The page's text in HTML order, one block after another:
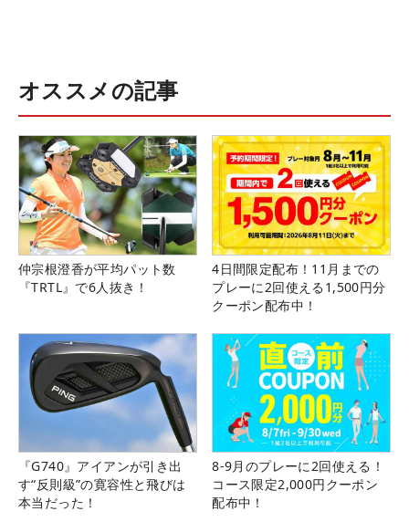
オススメの記事
仲宗根澄香が平均パット数
『TRTL』で6人抜き！
4日間限定配布！11月までの
プレーに2回使える1,500円分
クーポン配布中！
『G740』アイアンが引き出
す“反則級”の寛容性と飛びは
本当だった！
8-9月のプレーに2回使える！
コース限定2,000円クーポン
配布中！